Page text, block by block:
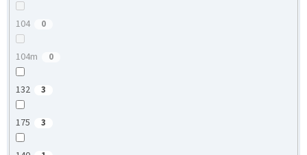
104 0
104m 0
132 3
175 3